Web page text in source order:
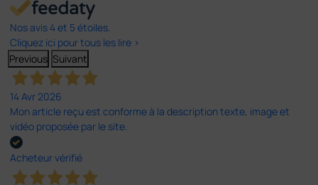
Nos avis 4 et 5 étoiles.
Cliquez ici pour tous les lire >
Previous Suivant
14 Avr 2026
Mon article reçu est conforme à la description texte, image et
vidéo proposée par le site.
Acheteur vérifié